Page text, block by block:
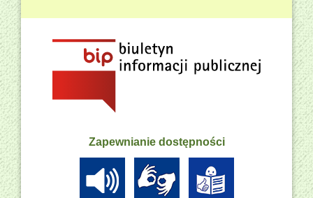
Zapewnianie dostępności